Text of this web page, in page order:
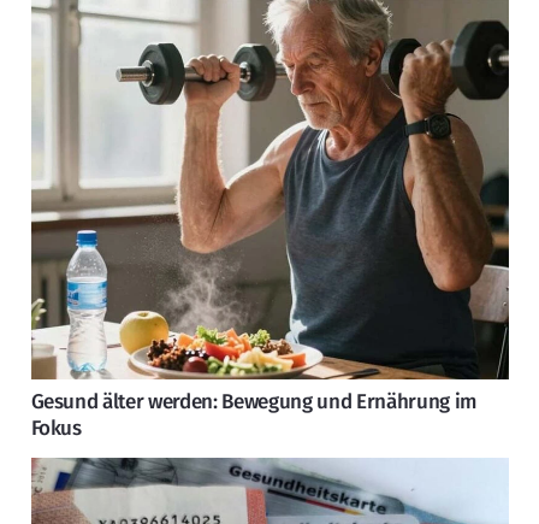
Gesund älter werden: Bewegung und Ernährung im
Fokus